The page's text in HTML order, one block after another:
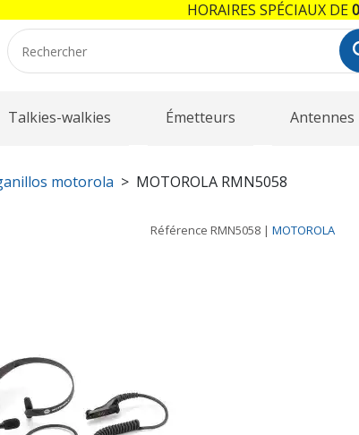
Talkies-walkies Émetteurs Antennes
motorola MOTOROLA RMN5058
Référence RMN5058 | MOTOROLA
HORAIRES SPÉCIAUX DE